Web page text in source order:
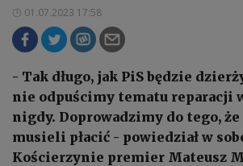
01.07.2023 17:58
- Tak długo, jak PiS będzie
nie odpuścimy tematu reparacji
nigdy. Doprowadzimy do tego,
musieli płacić - powiedział w
Kościerzynie premier Mateusz